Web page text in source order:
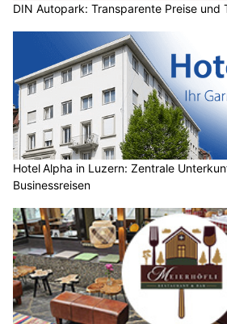
DIN Autopark: Transparente Preise und
Hotel Alpha in Luzern: Zentrale
Businessreisen